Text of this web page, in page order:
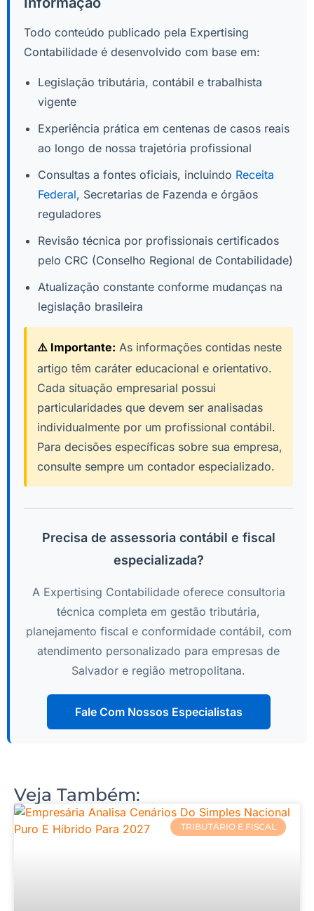
Todo conteúdo publicado pela Expertising
Contabilidade é desenvolvido com base em:
Legislação tributária, contábil e trabalhista
vigente
Experiência prática em centenas de casos reais
ao longo de nossa trajetória profissional
Consultas a fontes oficiais, incluindo Receita
Federal, Secretarias de Fazenda e órgãos
reguladores
Revisão técnica por profissionais certificados
pelo CRC (Conselho Regional de Contabilidade)
Atualização constante conforme mudanças na
legislação brasileira
⚠️ Importante: As informações contidas neste
artigo têm caráter educacional e orientativo.
Cada situação empresarial possui
particularidades que devem ser analisadas
individualmente por um profissional contábil.
Para decisões específicas sobre sua empresa,
consulte sempre um contador especializado.
Precisa de assessoria contábil e fiscal
especializada?
A Expertising Contabilidade oferece consultoria
técnica completa em gestão tributária,
planejamento fiscal e conformidade contábil, com
atendimento personalizado para empresas de
Salvador e região metropolitana.
Fale Com Nossos Especialistas
Veja Também:
TRIBUTÁRIO E FISCAL